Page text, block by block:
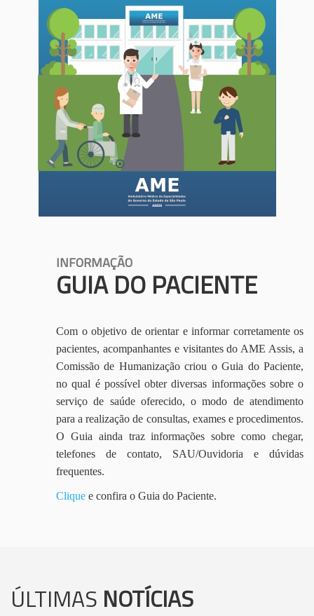
INFORMAÇÃO
GUIA DO PACIENTE
Com o objetivo de orientar e informar corretamente os
pacientes, acompanhantes e visitantes do AME Assis, a
Comissão de Humanização criou o Guia do Paciente,
no qual é possível obter diversas informações sobre o
serviço de saúde oferecido, o modo de atendimento
para a realização de consultas, exames e procedimentos.
O Guia ainda traz informações sobre como chegar,
telefones de contato, SAU/Ouvidoria e dúvidas
frequentes.
Clique e confira o Guia do Paciente.
ÚLTIMAS NOTÍCIAS